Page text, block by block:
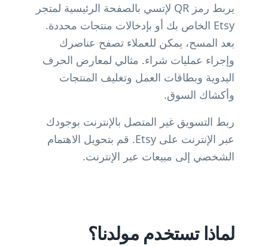
يربط رمز QR لإتسي بالصفحة الرئيسية لمتجر
Etsy الخاص بك أو بإدخالات منتجات محددة.
بعد المسح، يمكن للعملاء تصفح عناصرك
وإجراء عمليات شراء. مثالي لمعارض الحرف
اليدوية وبطاقات العمل وتغليف المنتجات
وأكشاك السوق.
ربط التسويق غير المتصل بالإنترنت بوجودك
عبر الإنترنت على Etsy. قم بتحويل الاهتمام
الشخصي إلى مبيعات عبر الإنترنت.
لماذا تستخدم مولدنا؟